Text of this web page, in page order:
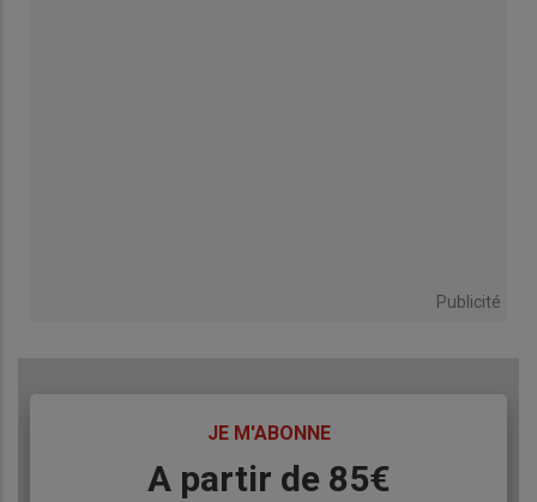
Publicité
JE M'ABONNE
A partir de 85€